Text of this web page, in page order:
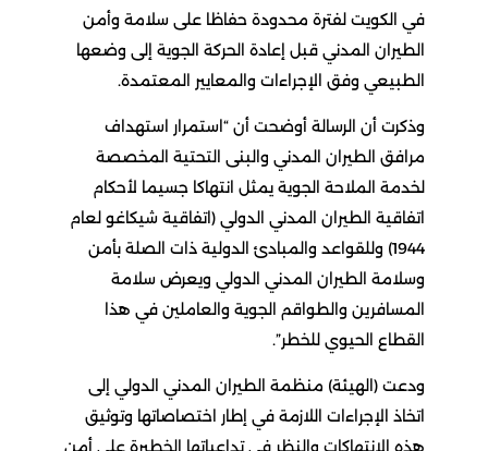
في الكويت لفترة محدودة حفاظا على سلامة وأمن
الطيران المدني قبل إعادة الحركة الجوية إلى وضعها
الطبيعي وفق الإجراءات والمعايير المعتمدة.
وذكرت أن الرسالة أوضحت أن “استمرار استهداف
مرافق الطيران المدني والبنى التحتية المخصصة
لخدمة الملاحة الجوية يمثل انتهاكا جسيما لأحكام
اتفاقية الطيران المدني الدولي (اتفاقية شيكاغو لعام
1944) وللقواعد والمبادئ الدولية ذات الصلة بأمن
وسلامة الطيران المدني الدولي ويعرض سلامة
المسافرين والطواقم الجوية والعاملين في هذا
القطاع الحيوي للخطر”.
ودعت (الهيئة) منظمة الطيران المدني الدولي إلى
اتخاذ الإجراءات اللازمة في إطار اختصاصاتها وتوثيق